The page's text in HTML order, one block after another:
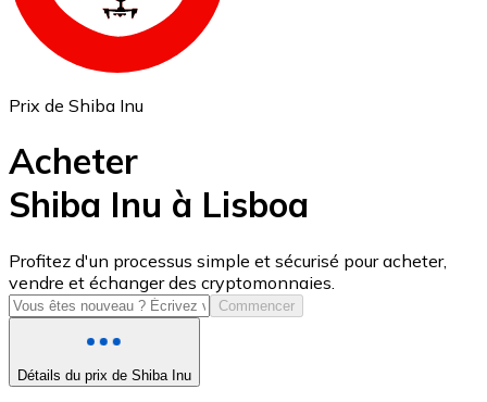
USD Coin
USDC
Prix de Shiba Inu
Acheter
Shiba Inu à Lisboa
Profitez d'un processus simple et sécurisé pour acheter,
vendre et échanger des cryptomonnaies.
Commencer
Détails du prix de Shiba Inu